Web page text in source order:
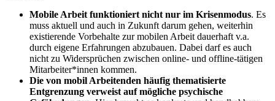
Mobile Arbeit funktioniert nicht nur im Krisenmodus. Es
muss aktuell und auch in Zukunft darum gehen, weiterhin
existierende Vorbehalte zur mobilen Arbeit dauerhaft v.a.
durch eigene Erfahrungen abzubauen. Dabei darf es auch
nicht zu Widersprüchen zwischen online- und offline-tätigen
Mitarbeiter*innen kommen.
Die von mobil Arbeitenden häufig thematisierte
Entgrenzung verweist auf mögliche psychische